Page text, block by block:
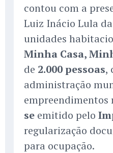
contou com a
Luiz Inácio Lula
unidades
Minha Casa,
de 2.000 pessoas,
administração
empreendimentos
se emitido pelo
regularização
para ocupação.